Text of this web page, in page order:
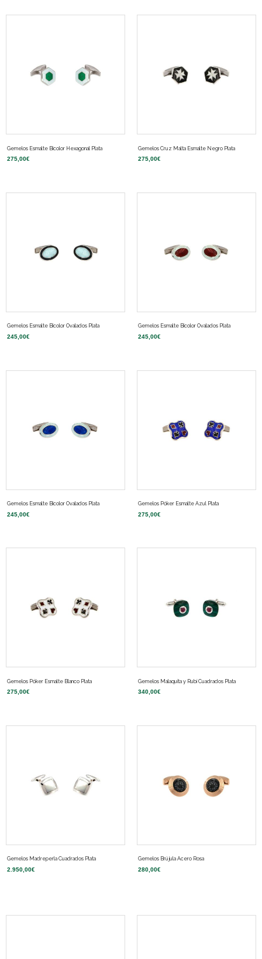
Gemelos Esmalte Bicolor Hexagonal Plata
275,00€
Gemelos Cruz Malta Esmalte Negro Plata
275,00€
Gemelos Esmalte Bicolor Ovalados Plata
245,00€
Gemelos Esmalte Bicolor Ovalados Plata
245,00€
Gemelos Esmalte Bicolor Ovalados Plata
245,00€
Gemelos Póker Esmalte Azul Plata
275,00€
Gemelos Póker Esmalte Blanco Plata
275,00€
Gemelos Malaquita y Rubí Cuadrados Plata
340,00€
Gemelos Madreperla Cuadrados Plata
2.950,00€
Gemelos Brújula Acero Rosa
280,00€